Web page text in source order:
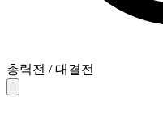
총력전 / 대결전